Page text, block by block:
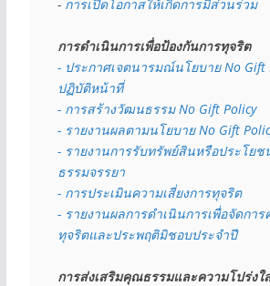
- การเปิดโอกาสให้เกิดการมีส่วนร่วม
การดำเนินการเพื่อป้องกันการทุจริต
- ประกาศเจตนารมณ์นโยบาย No Gift
ปฏิบัติหน้าที่
- การสร้างวัฒนธรรม No Gift Policy
- รายงานผลตามนโยบาย No Gift
- รายงานการรับทรัพย์สินหรือประโยช
ธรรมจรรยา
- การประเมินความเสี่ยงการทุจริต
- รายงานผลการดำเนินการเพื่อจัดการ
ทุจริตและประพฤติมิชอบประจำปี
การส่งเสริมคุณธรรมและความโปร่งใ